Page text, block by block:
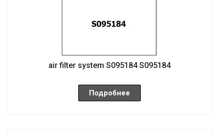
air filter system S095184 S095184
Подробнее